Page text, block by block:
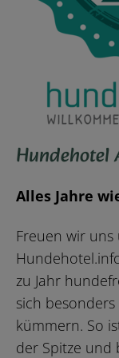
Hundehotel
Alles Jahre
Freuen wir uns
zu Jahr
sich
kümmern. So
der Spitze und